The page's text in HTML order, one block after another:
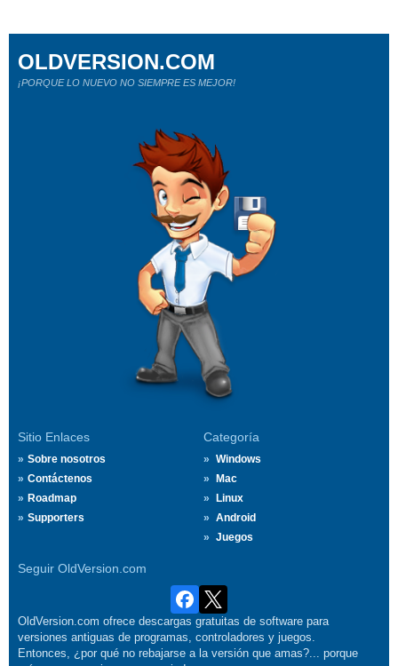
Sitio Enlaces
Sobre nosotros
Contáctenos
Roadmap
Supporters
Categoría
Windows
Mac
Linux
Android
Juegos
Seguir OldVersion.com
OLDVERSION.COM
¡PORQUE LO NUEVO NO SIEMPRE ES MEJOR!
OldVersion.com ofrece descargas gratuitas de software para
versiones antiguas de programas, controladores y juegos.
Entonces, ¿por qué no rebajarse a la versión que amas?... porque